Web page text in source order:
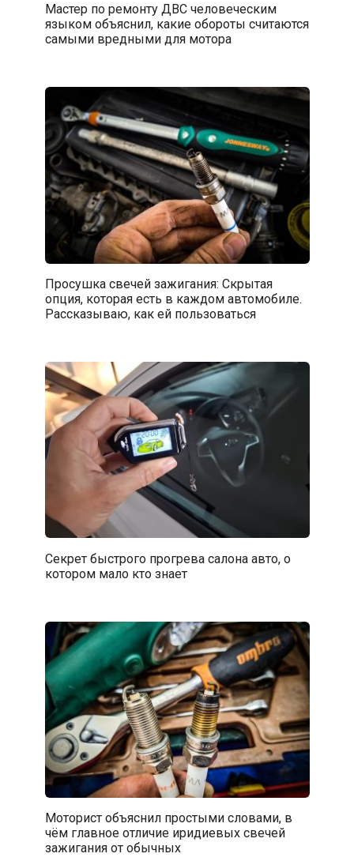
Мастер по ремонту ДВС человеческим
языком объяснил, какие обороты считаются
самыми вредными для мотора
Просушка свечей зажигания: Скрытая
опция, которая есть в каждом автомобиле.
Рассказываю, как ей пользоваться
Секрет быстрого прогрева салона авто, о
котором мало кто знает
Моторист объяснил простыми словами, в
чём главное отличие иридиевых свечей
зажигания от обычных